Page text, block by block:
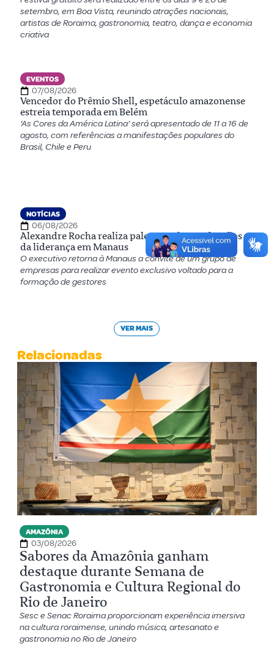
setembro, em Boa Vista, reunindo atrações nacionais,
artistas de Roraima, gastronomia, teatro, dança e economia
criativa
EVENTOS
07/08/2026
Vencedor do Prêmio Shell, espetáculo amazonense
estreia temporada em Belém
‘As Cores da América Latina’ será apresentado de 11 a 16 de
agosto, com referências a manifestações populares do
Brasil, Chile e Peru
NOTÍCIAS
06/08/2026
Alexandre Rocha realiza palestra sobre os desafios
da liderança em Manaus
O executivo retorna à Manaus a convite de um grupo de
empresas para realizar evento exclusivo voltado para a
formação de gestores
VER MAIS
Relacionadas
AMAZÔNIA
03/08/2026
Sabores da Amazônia ganham
destaque durante Semana de
Gastronomia e Cultura Regional do
Rio de Janeiro
Sesc e Senac Roraima proporcionam experiência imersiva
na cultura roraimense, unindo música, artesanato e
gastronomia no Rio de Janeiro